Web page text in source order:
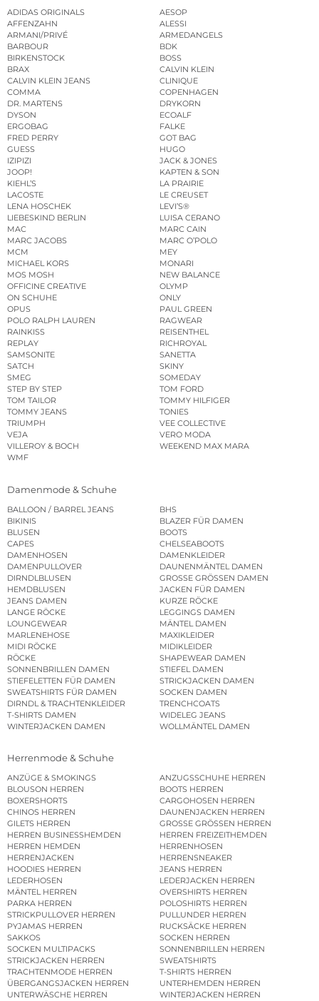
ADIDAS ORIGINALS
AESOP
AFFENZAHN
ALESSI
ARMANI/PRIVÉ
ARMEDANGELS
BARBOUR
BDK
BIRKENSTOCK
BOSS
BRAX
CALVIN KLEIN
CALVIN KLEIN JEANS
CLINIQUE
COMMA
COPENHAGEN
DR. MARTENS
DRYKORN
DYSON
ECOALF
ERGOBAG
FALKE
FRED PERRY
GOT BAG
GUESS
HUGO
IZIPIZI
JACK & JONES
JOOP!
KAPTEN & SON
KIEHL’S
LA PRAIRIE
LACOSTE
LE CREUSET
LENA HOSCHEK
LEVI’S®
LIEBESKIND BERLIN
LUISA CERANO
MAC
MARC CAIN
MARC JACOBS
MARC O’POLO
MCM
MEY
MICHAEL KORS
MONARI
MOS MOSH
NEW BALANCE
OFFICINE CREATIVE
OLYMP
ON SCHUHE
ONLY
OPUS
PAUL GREEN
POLO RALPH LAUREN
RAGWEAR
RAINKISS
REISENTHEL
REPLAY
RICHROYAL
SAMSONITE
SANETTA
SATCH
SKINY
SMEG
SOMEDAY
STEP BY STEP
TOM FORD
TOM TAILOR
TOMMY HILFIGER
TOMMY JEANS
TONIES
TRIUMPH
VEE COLLECTIVE
VEJA
VERO MODA
VILLEROY & BOCH
WEEKEND MAX MARA
WMF
Damenmode & Schuhe
BALLOON / BARREL JEANS
BHS
BIKINIS
BLAZER FÜR DAMEN
BLUSEN
BOOTS
CAPES
CHELSEABOOTS
DAMENHOSEN
DAMENKLEIDER
DAMENPULLOVER
DAUNENMÄNTEL DAMEN
DIRNDLBLUSEN
GROSSE GRÖSSEN DAMEN
HEMDBLUSEN
JACKEN FÜR DAMEN
JEANS DAMEN
KURZE RÖCKE
LANGE RÖCKE
LEGGINGS DAMEN
LOUNGEWEAR
MÄNTEL DAMEN
MARLENEHOSE
MAXIKLEIDER
MIDI RÖCKE
MIDIKLEIDER
RÖCKE
SHAPEWEAR DAMEN
SONNENBRILLEN DAMEN
STIEFEL DAMEN
STIEFELETTEN FÜR DAMEN
STRICKJACKEN DAMEN
SWEATSHIRTS FÜR DAMEN
SOCKEN DAMEN
DIRNDL & TRACHTENKLEIDER
TRENCHCOATS
T-SHIRTS DAMEN
WIDELEG JEANS
WINTERJACKEN DAMEN
WOLLMÄNTEL DAMEN
Herrenmode & Schuhe
ANZÜGE & SMOKINGS
ANZUGSSCHUHE HERREN
BLOUSON HERREN
BOOTS HERREN
BOXERSHORTS
CARGOHOSEN HERREN
CHINOS HERREN
DAUNENJACKEN HERREN
GILETS HERREN
GROSSE GRÖSSEN HERREN
HERREN BUSINESSHEMDEN
HERREN FREIZEITHEMDEN
HERREN HEMDEN
HERRENHOSEN
HERRENJACKEN
HERRENSNEAKER
HOODIES HERREN
JEANS HERREN
LEDERHOSEN
LEDERJACKEN HERREN
MÄNTEL HERREN
OVERSHIRTS HERREN
PARKA HERREN
POLOSHIRTS HERREN
STRICKPULLOVER HERREN
PULLUNDER HERREN
PYJAMAS HERREN
RUCKSÄCKE HERREN
SAKKOS
SOCKEN HERREN
SOCKEN MULTIPACKS
SONNENBRILLEN HERREN
STRICKJACKEN HERREN
SWEATSHIRTS
TRACHTENMODE HERREN
T-SHIRTS HERREN
ÜBERGANGSJACKEN HERREN
UNTERHEMDEN HERREN
UNTERWÄSCHE HERREN
WINTERJACKEN HERREN